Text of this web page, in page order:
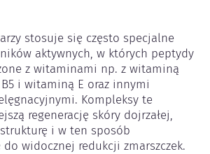
stosuje się często specjalne
aktywnych, w których peptydy
z witaminami np. z witaminą
i witaminą E oraz innymi
Kompleksy te
regenerację skóry dojrzałej,
i w ten sposób
do widocznej redukcji zmarszczek.